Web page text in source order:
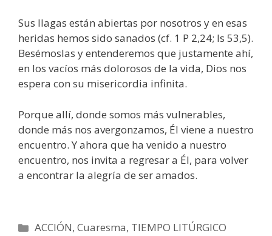
Sus llagas están abiertas por nosotros y en esas
heridas hemos sido sanados (cf. 1 P 2,24; Is 53,5).
Besémoslas y entenderemos que justamente ahí,
en los vacíos más dolorosos de la vida, Dios nos
espera con su misericordia infinita.
Porque allí, donde somos más vulnerables,
donde más nos avergonzamos, Él viene a nuestro
encuentro. Y ahora que ha venido a nuestro
encuentro, nos invita a regresar a Él, para volver
a encontrar la alegría de ser amados.
Categorías
ACCIÓN,Cuaresma, TIEMPO LITÚRGICO